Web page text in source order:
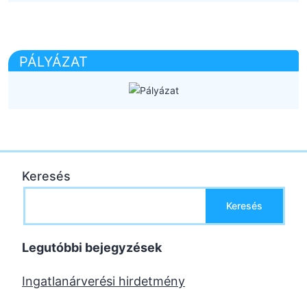
PÁLYÁZAT
Keresés
Keresés
Legutóbbi bejegyzések
Ingatlanárverési hirdetmény